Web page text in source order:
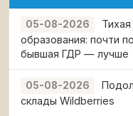
05-08-2026
образования: почти
бывшая ГДР — лучше
05-08-2026
склады Wildberries